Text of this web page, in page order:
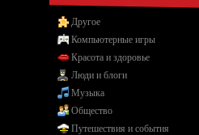
Другое
Компьютерные игры
Красота и здоровье
Люди и блоги
Музыка
Общество
Путешествия и события